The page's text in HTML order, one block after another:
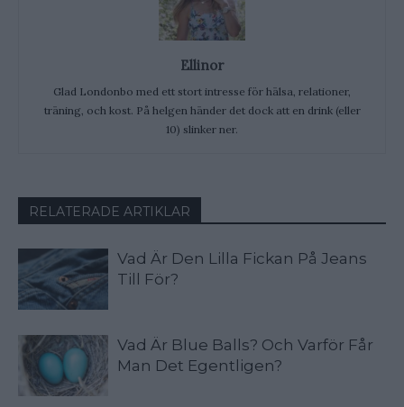
Ellinor
Glad Londonbo med ett stort intresse för hälsa, relationer,
träning, och kost. På helgen händer det dock att en drink (eller
10) slinker ner.
RELATERADE ARTIKLAR
Vad Är Den Lilla Fickan På Jeans
Till För?
Vad Är Blue Balls? Och Varför Får
Man Det Egentligen?